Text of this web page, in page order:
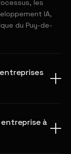
les
IA,
du Puy-de-
à